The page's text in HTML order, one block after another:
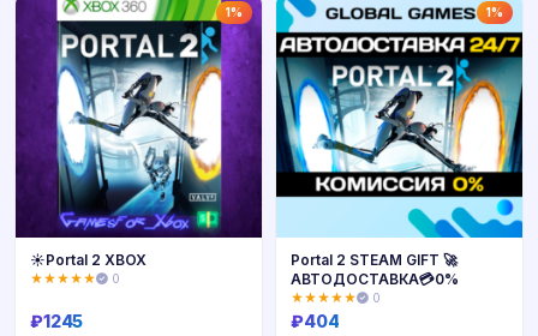
Купить Купить
1%
☀️Portal 2 XBOX
★★★★★ 0
₽1245
1%
Portal 2 STEAM GIFT 🚀
АВТОДОСТАВКА💳0%
★★★★★ 0
₽404